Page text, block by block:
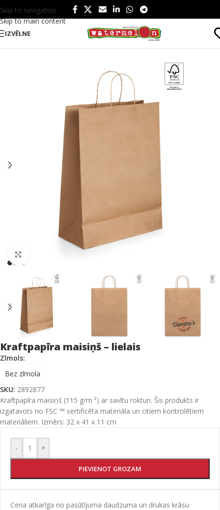
Skip to navigation
Skip to main content
IZVĒLNE
Sākums/ Birojam/ Poligrāfija/ Papīra maisiņi
Kraftpapīra maisiņš – lielais
Zīmols:
Bez zīmola
SKU: 2892877
Kraftpapīra maisiņš (115 g/m ²) ar savītu rokturi. Šis produkts ir
izgatavots no FSC ™ sertificēta materiāla un citiem kontrolētiem
materiāliem. Izmērs: 32 x 41 x 11 cm
- +
PIEVIENOT GROZAM
Cena atkarīga no pasūtījuma daudzuma un drukas krāsu